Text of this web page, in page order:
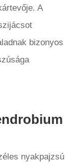
A
bizonyos
nyakpajzsú